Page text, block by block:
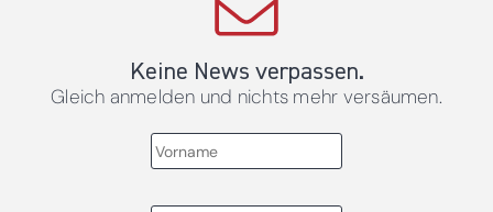
Keine News verpassen.
Gleich anmelden und nichts mehr versäumen.